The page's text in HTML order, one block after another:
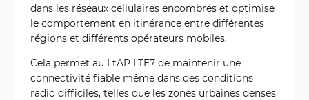
dans les réseaux cellulaires encombrés et optimise
le comportement en itinérance entre différentes
régions et différents opérateurs mobiles.
Cela permet au LtAP LTE7 de maintenir une
connectivité fiable même dans des conditions
radio difficiles, telles que les zones urbaines denses